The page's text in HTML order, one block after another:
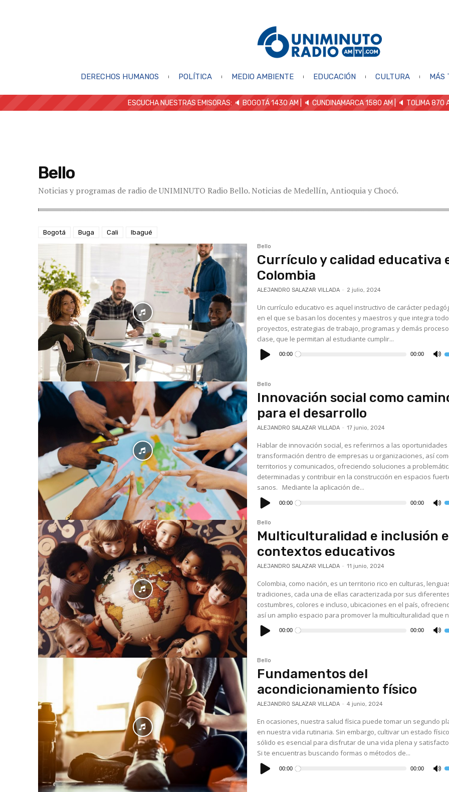
DERECHOS HUMANOS POLÍTICA MEDIO AMBIENTE EDUCACIÓN CULTURA MÁS
ESCUCHA NUESTRAS EMISORAS: 🔈 BOGOTÁ 1430 AM | 🔈 CUNDINAMARCA 1580 AM | 🔈 TOLIMA 870
Bello
Noticias y programas de radio de UNIMINUTO Radio Bello. Noticias de Medellín, Antioquia y Chocó.
Bogotá Buga Cali Ibagué
Bello
Currículo y calidad educativa
Colombia
ALEJANDRO SALAZAR VILLADA - 2 julio, 2024
Un currículo educativo es aquel instructivo de carácter
en el que se basan los docentes y maestros y que integra
proyectos, estrategias de trabajo, programas y demás
clase, que le permitan al estudiante cumplir...
Reproductor
de
audio
00:00 00:00
Bello
Innovación social como
para el desarrollo
ALEJANDRO SALAZAR VILLADA - 17 junio, 2024
Hablar de innovación social, es referirnos a las oportunidades
transformación dentro de empresas u organizaciones, así
territorios y comunicados, ofreciendo soluciones a
determinadas y contribuir en la construcción en espacios
sanos. Mediante la aplicación de...
Reproductor
de
audio
00:00 00:00
Bello
Multiculturalidad e inclusión
contextos educativos
ALEJANDRO SALAZAR VILLADA - 11 junio, 2024
Colombia, como nación, es un territorio rico en culturas,
tradiciones, cada una de ellas caracterizada por sus diferentes
costumbres, colores e incluso, ubicaciones en el país,
así un amplio espacio para promover la multiculturalidad que
Reproductor
de
audio
00:00 00:00
Bello
Fundamentos del
acondicionamiento físico
ALEJANDRO SALAZAR VILLADA - 4 junio, 2024
En ocasiones, nuestra salud física puede tomar un segundo
en nuestra vida rutinaria. Sin embargo, cultivar un estado físico
sólido es esencial para disfrutar de una vida plena y
Si te encuentras buscando formas o métodos de...
Reproductor
de
audio
00:00 00:00